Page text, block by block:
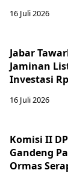
16 Juli 2026
Jabar
Jaminan
Investasi
16 Juli 2026
Komisi II
Gandeng
Ormas